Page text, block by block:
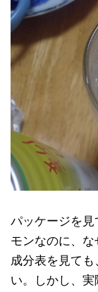
パッケージを
モンなのに、な
成分表を見て
い。しかし、実